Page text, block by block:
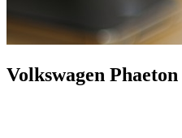
Volkswagen Phaeton